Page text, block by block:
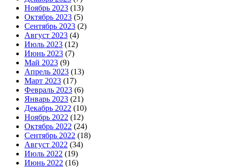
Ноябрь 2023 (13)
Октябрь 2023 (5)
Сентябрь 2023 (2)
Август 2023 (4)
Июль 2023 (12)
Июнь 2023 (7)
Май 2023 (9)
Апрель 2023 (13)
Март 2023 (17)
Февраль 2023 (6)
Январь 2023 (21)
Декабрь 2022 (10)
Ноябрь 2022 (12)
Октябрь 2022 (24)
Сентябрь 2022 (18)
Август 2022 (34)
Июль 2022 (19)
Июнь 2022 (16)